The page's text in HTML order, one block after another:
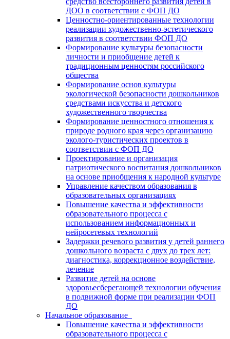
ДОО в соответствии с ФОП ДО
Ценностно-ориентированные технологии
реализации художественно-эстетического
развития в соответствии ФОП ДО
Формирование культуры безопасности
личности и приобщение детей к
традиционным ценностям российского
общества
Формирование основ культуры
экологической безопасности дошкольников
средствами искусства и детского
художественного творчества
Формирование ценностного отношения к
природе родного края через организацию
эколого-туристических проектов в
соответствии с ФОП ДО
Проектирование и организация
патриотического воспитания дошкольников
на основе приобщения к народной культуре
Управление качеством образования в
образовательных организациях
Повышение качества и эффективности
образовательного процесса с
использованием информационных и
нейросетевых технологий
Задержки речевого развития у детей раннего
дошкольного возраста с двух до трех лет:
диагностика, коррекционное воздействие,
лечение
Развитие детей на основе
здоровьесберегающей технологии обучения
в подвижной форме при реализации ФОП
ДО
Начальное образование
Повышение качества и эффективности
образовательного процесса с